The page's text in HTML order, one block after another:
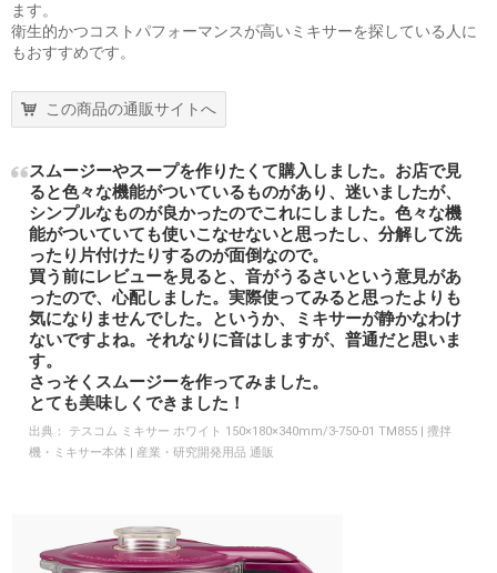
ます。
衛生的かつコストパフォーマンスが高いミキサーを探している人に
もおすすめです。
この商品の通販サイトへ
スムージーやスープを作りたくて購入しました。お店で見
ると色々な機能がついているものがあり、迷いましたが、
シンプルなものが良かったのでこれにしました。色々な機
能がついていても使いこなせないと思ったし、分解して洗
ったり片付けたりするのが面倒なので。
買う前にレビューを見ると、音がうるさいという意見があ
ったので、心配しました。実際使ってみると思ったよりも
気になりませんでした。というか、ミキサーが静かなわけ
ないですよね。それなりに音はしますが、普通だと思いま
す。
さっそくスムージーを作ってみました。
とても美味しくできました！
出典：
テスコム ミキサー ホワイト 150×180×340mm/3-750-01 TM855 | 攪拌
機・ミキサー本体 | 産業・研究開発用品 通販